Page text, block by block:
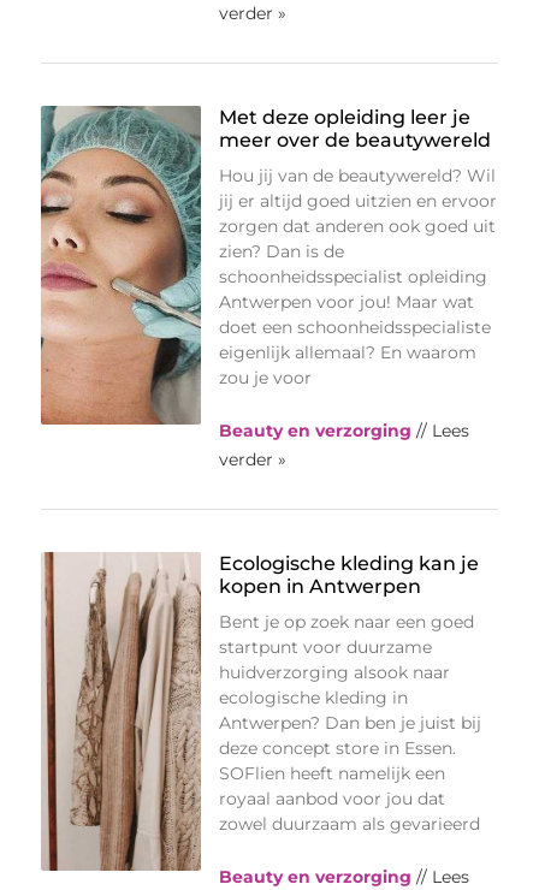
verder »
Met deze opleiding leer je
meer over de beautywereld
Hou jij van de beautywereld? Wil
jij er altijd goed uitzien en ervoor
zorgen dat anderen ook goed uit
zien? Dan is de
schoonheidsspecialist opleiding
Antwerpen voor jou! Maar wat
doet een schoonheidsspecialiste
eigenlijk allemaal? En waarom
zou je voor
Beauty en verzorging // Lees
verder »
Ecologische kleding kan je
kopen in Antwerpen
Bent je op zoek naar een goed
startpunt voor duurzame
huidverzorging alsook naar
ecologische kleding in
Antwerpen? Dan ben je juist bij
deze concept store in Essen.
SOFlien heeft namelijk een
royaal aanbod voor jou dat
zowel duurzaam als gevarieerd
Beauty en verzorging // Lees